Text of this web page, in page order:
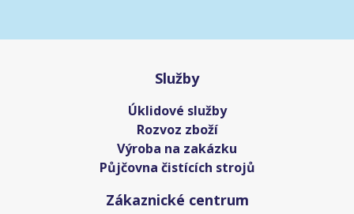
Služby
Úklidové služby
Rozvoz zboží
Výroba na zakázku
Půjčovna čistících strojů
Zákaznické centrum